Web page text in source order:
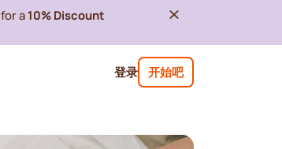
for a10% Discount
登录 开始吧